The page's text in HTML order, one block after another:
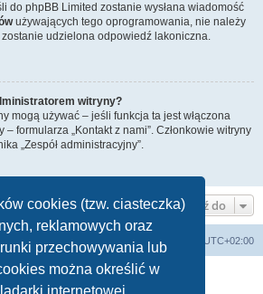
cookies (tzw. ciasteczka)
reklamowych oraz
przechowywania lub
można określić w
internetowej.
do phpBB Limited zostanie wysłana wiadomość
używających tego oprogramowania, nie należy
udzielona odpowiedź lakoniczna.
witryny?
mogą używać – jeśli funkcja ta jest włączona
formularza „Kontakt z nami”. Członkowie witryny
„Zespół administracyjny”.
Przejdź do
Strefa czasowa UTC+02:00
Usuń ciasteczka witryny
phpBB ® Forum Software © phpBB Limited
językowy dostarczaphpBB.pl